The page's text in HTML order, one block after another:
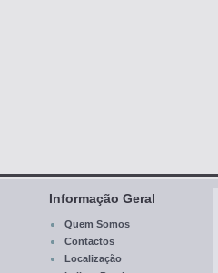
Informação Geral
Quem Somos
Contactos
Localização